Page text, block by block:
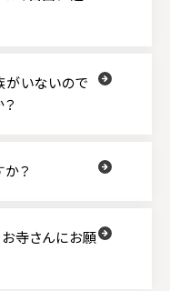
がいないので
？
寺さんにお願